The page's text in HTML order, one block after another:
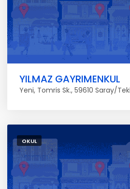
YILMAZ GAYRIMENKUL
Yeni, Tomris Sk., 59610 Saray/
OKUL